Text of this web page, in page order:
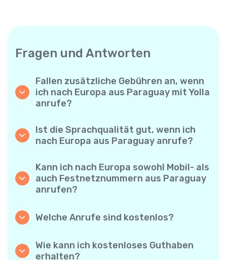
Fragen und Antworten
Fallen zusätzliche Gebühren an, wenn
ich nach Europa aus Paraguay mit Yolla
anrufe?
Abrechnungssystem pro Minute – Sie zahlen
nur für die Gesprächsdauer. Keine
versteckten Kosten, keine verpflichtenden
Ist die Sprachqualität gut, wenn ich
nach Europa aus Paraguay anrufe?
Anrufe, sodass es sich anfühlt, als würden
Sie mit jemandem aus Ihrer Nachbarschaft
sprechen – selbst wenn er am anderen Ende
der Welt ist.
Kann ich nach Europa sowohl Mobil- als
auch Festnetznummern aus Paraguay
anrufen?
Handys – Sie können also jeden nach Europa
Welche Anrufe sind kostenlos?
kostenlos, wenn beide Nutzer die App
verwenden und mit dem Internet verbunden
Wie kann ich kostenloses Guthaben
erhalten?